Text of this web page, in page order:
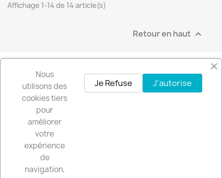
Affichage 1-14 de 14 article(s)
Retour en haut 
FacebookInstagram
Recevez nos offres spéciales
Vous pouvez vous désinscrire à tout moment. Vous trouverez pour cela
Nous
utilisons des
cookies tiers
pour
améliorer
votre
expérience
de
navigation,
J'autorise
Je Refuse